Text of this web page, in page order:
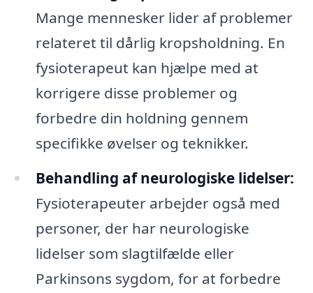
Mange mennesker lider af problemer
relateret til dårlig kropsholdning. En
fysioterapeut kan hjælpe med at
korrigere disse problemer og
forbedre din holdning gennem
specifikke øvelser og teknikker.
Behandling af neurologiske lidelser:
Fysioterapeuter arbejder også med
personer, der har neurologiske
lidelser som slagtilfælde eller
Parkinsons sygdom, for at forbedre